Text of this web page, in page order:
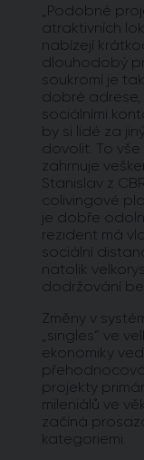
„Podobné
atraktivních
nabízejí
dlouhodobý
soukromí je
dobré adrese,
sociálními
by si lidé za
dovolit. To
zahrnuje
Stanislav z
colivingové
je dobře
rezident má
sociální
natolik
dodržování
Změny v
„singles“ ve
ekonomiky
projekty
mileniálů ve
začíná
kategoriemi.